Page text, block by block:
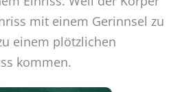
mit einem Gerinnsel zu
einem plötzlichen
kommen.